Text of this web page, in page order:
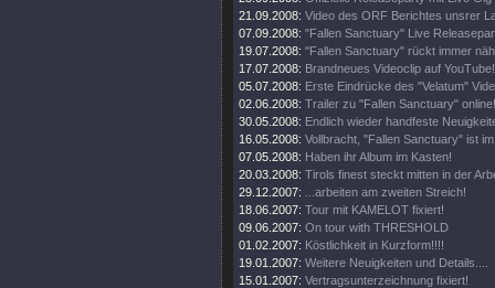
21.09.2008: Video des ORF Berichtes unsrer
07.09.2008: "Fallen Sanctuary" Live
19.07.2008: "Fallen Sanctuary" rückt immer
17.07.2008: Brandneues Videoclip auf YouTube!
05.07.2008: Erste Eindrücke des "Velatum"
02.06.2008: Trailer zu "Fallen Sanctuary"
30.05.2008: Endlich wieder handfeste
16.05.2008: Vollbracht, "Fallen Sanctuary" ist
07.05.2008: Haben ihr Album im Kasten!
20.03.2008: Tirols finest steckt mitten in der
29.12.2007:
...arbeiten am zweiten Streich!
18.06.2007: Tour mit KAMELOT fixiert!
09.06.2007: On tour with THRESHOLD
01.02.2007: Köstlichkeit in Kurzform!!!!
19.01.2007: Weitere Neuigkeiten und Details....
15.01.2007: Vertragsunterzeichnung fixiert!